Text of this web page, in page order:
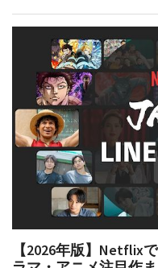
【2026年版】Netflix